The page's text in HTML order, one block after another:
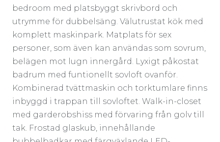
bedroom med platsbyggt skrivbord och
utrymme för dubbelsäng. Välutrustat kök med
komplett maskinpark. Matplats för sex
personer, som även kan användas som sovrum,
belägen mot lugn innergård. Lyxigt påkostat
badrum med funtionellt sovloft ovanför.
Kombinerad tvättmaskin och torktumlare finns
inbyggd i trappan till sovloftet. Walk-in-closet
med garderobshiss med förvaring från golv till
tak. Frostad glaskub, innehållande